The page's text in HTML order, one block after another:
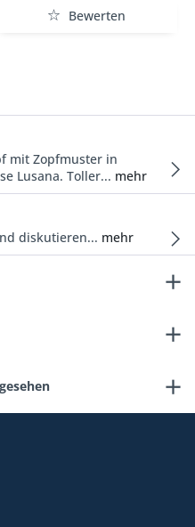
Bewerten
mit Zopfmuster in
Lusana. Toller... mehr
diskutieren... mehr